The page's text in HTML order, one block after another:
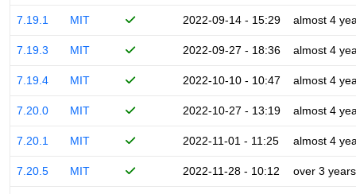
7.19.1 MIT 2022-09-14 - 15:29 almost 4
7.19.3 MIT 2022-09-27 - 18:36 almost 4
7.19.4 MIT 2022-10-10 - 10:47 almost 4
7.20.0 MIT 2022-10-27 - 13:19 almost 4
7.20.1 MIT 2022-11-01 - 11:25 almost 4
7.20.5 MIT 2022-11-28 - 10:12 over 3 years